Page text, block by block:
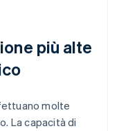
più alte
molte
La capacità di